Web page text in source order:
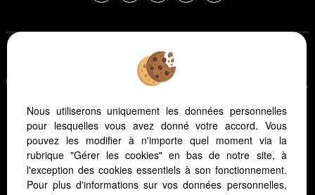
Afin de vous offrir un confort de lecture permanent, depuis
votre PC, votre tablette ou votre smartphone, notre site s'adapte
Logiciel immo
Création site internet
Référencement site immobilier
Nous utiliserons uniquement les données personnelles
pour lesquelles vous avez donné votre accord. Vous
pouvez les modifier à n'importe quel moment via la
rubrique "Gérer les cookies" en bas de notre site, à
l'exception des cookies essentiels à son fonctionnement.
Pour plus d'informations sur vos données personnelles,